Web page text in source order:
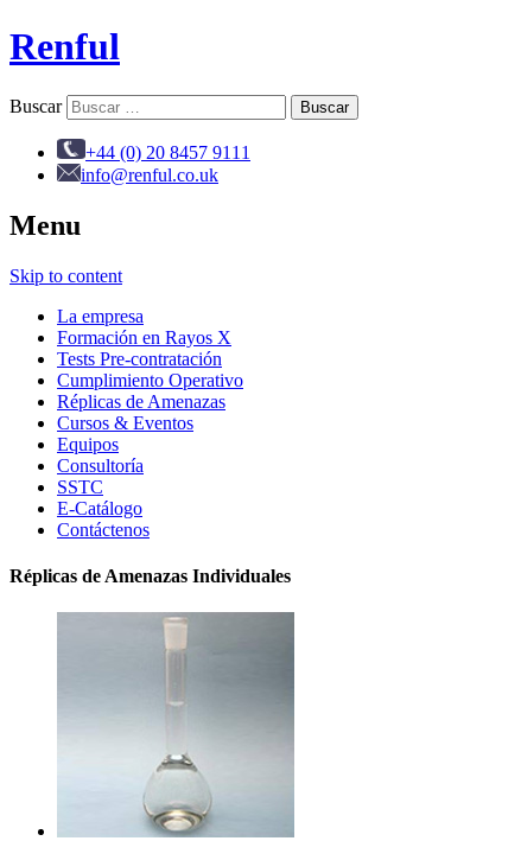
Renful
Buscar
+44 (0) 20 8457 9111
info@renful.co.uk
Menu
Skip to content
La empresa
Formación en Rayos X
Tests Pre-contratación
Cumplimiento Operativo
Réplicas de Amenazas
Cursos & Eventos
Equipos
Consultoría
SSTC
E-Catálogo
Contáctenos
Réplicas de Amenazas Individuales